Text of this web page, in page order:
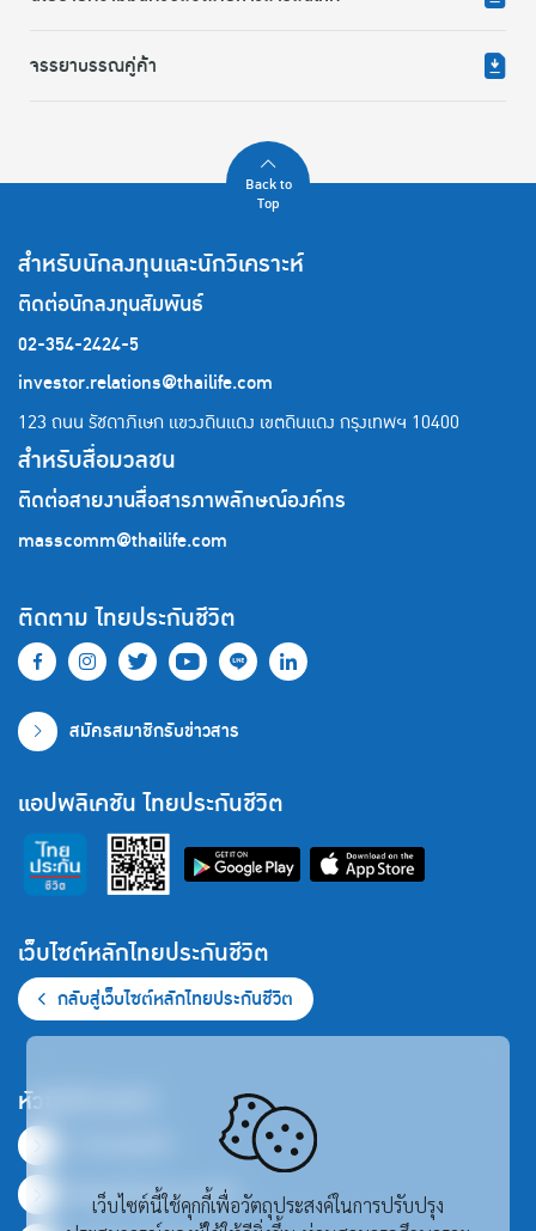
เว็บไซต์นี้ใช้คุกกี้เพื่อวัตถุประสงค์ในการปรับปรุง
จรรยาบรรณคู่ค้า
Back to
Top
สำหรับนักลงทุนและนักวิเคราะห์
ติดต่อนักลงทุนสัมพันธ์
02-354-2424-5
investor.relations@thailife.com
123 ถนน รัชดาภิเษก แขวงดินแดง เขตดินแดง กรุงเทพฯ 10400
สำหรับสื่อมวลชน
ติดต่อสายงานสื่อสารภาพลักษณ์องค์กร
masscomm@thailife.com
ติดตาม ไทยประกันชีวิต
สมัครสมาชิกรับข่าวสาร
แอปพลิเคชัน ไทยประกันชีวิต
เว็บไซต์หลักไทยประกันชีวิต
กลับสู่เว็บไซต์หลักไทยประกันชีวิต
หัวข้อที่น่าสนใจ
ข้อมูลสำคัญทางการเงิน